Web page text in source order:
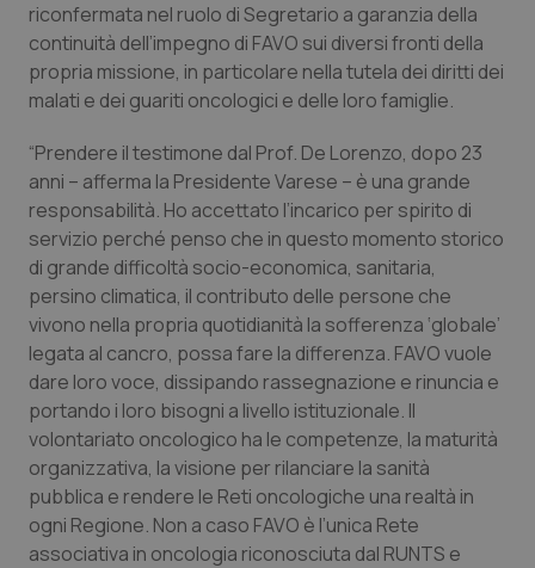
Sardegna
Sicilia
Toscana
Umbria
Valle D’Aosta
Veneto
Malattia di Crohn & Rettocolite Ulcerosa
Neuroscienze & patologie neurodegenerative
Obesità
Oftalmologia
Oncodermatologia
Oncoematologia
Oncologia & Nutrizione
Psoriasi & pelle
Quotidiano Cardiologia
riconfermata nel ruolo di Segretario a garanzia della
continuità dell’impegno di FAVO sui diversi fronti della
propria missione, in particolare nella tutela dei diritti dei
malati e dei guariti oncologici e delle loro famiglie.
“Prendere il testimone dal Prof. De Lorenzo, dopo 23
anni – afferma la Presidente Varese – è una grande
responsabilità. Ho accettato l’incarico per spirito di
servizio perché penso che in questo momento storico
di grande difficoltà socio-economica, sanitaria,
persino climatica, il contributo delle persone che
vivono nella propria quotidianità la sofferenza ‘globale’
legata al cancro, possa fare la differenza. FAVO vuole
dare loro voce, dissipando rassegnazione e rinuncia e
portando i loro bisogni a livello istituzionale. Il
volontariato oncologico ha le competenze, la maturità
organizzativa, la visione per rilanciare la sanità
pubblica e rendere le Reti oncologiche una realtà in
ogni Regione. Non a caso FAVO è l’unica Rete
associativa in oncologia riconosciuta dal RUNTS e